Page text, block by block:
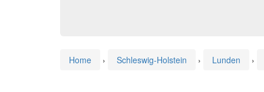
Home › Schleswig-Holstein › Lunden ›